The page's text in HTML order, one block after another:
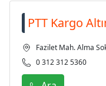
PTT Kargo
Fazilet Mah. Alma
0 312 312 5360